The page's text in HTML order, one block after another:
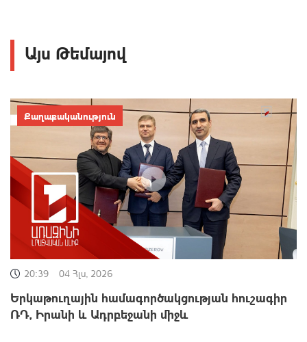
Այս Թեմայով
20:39 04 Հլս, 2026
Երկաթուղային համագործակցության հուշագիր
ՌԴ, Իրանի և Ադրբեջանի միջև
Քաղաքականություն